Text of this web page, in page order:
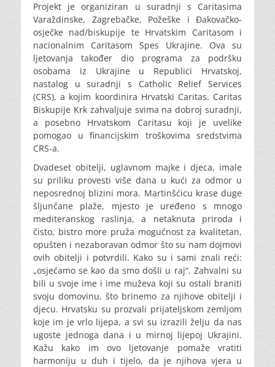
Projekt je organiziran u suradnji s Caritasima
Varaždinske, Zagrebačke, Požeške i Đakovačko-
osječke nad/biskupije te Hrvatskim Caritasom i
nacionalnim Caritasom Spes Ukrajine. Ova su
ljetovanja također dio programa za podršku
osobama iz Ukrajine u Republici Hrvatskoj,
nastalog u suradnji s Catholic Relief Services
(CRS), a kojim koordinira Hrvatski Caritas. Caritas
Biskupije Krk zahvaljuje svima na dobroj suradnji,
a posebno Hrvatskom Caritasu koji je uvelike
pomogao u financijskim troškovima sredstvima
CRS-a.
Dvadeset obitelji, uglavnom majke i djeca, imale
su priliku provesti više dana u kući za odmor u
neposrednoj blizini mora. Martinšćicu krase duge
šljunčane plaže, mjesto je uređeno s mnogo
mediteranskog raslinja, a netaknuta priroda i
čisto, bistro more pruža mogućnost za kvalitetan,
opušten i nezaboravan odmor što su nam dojmovi
ovih obitelji i potvrdili. Kako su i sami znali reći:
„osjećamo se kao da smo došli u raj“. Zahvalni su
bili u svoje ime i ime muževa koji su ostali braniti
svoju domovinu, što brinemo za njihove obitelji i
djecu. Hrvatsku su prozvali prijateljskom zemljom
koje im je vrlo lijepa, a svi su izrazili želju da nas
ugoste jednoga dana i u mirnoj lijepoj Ukrajini.
Kažu kako im ovo ljetovanje pomaže vratiti
harmoniju u duh i tijelo, da je njihova vjera u